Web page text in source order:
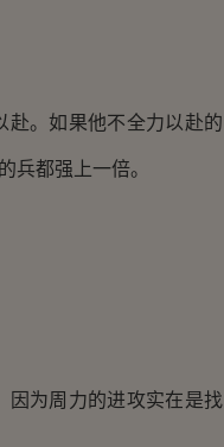
。如果他不全力以赴的
兵都强上一倍。
为周力的进攻实在是找